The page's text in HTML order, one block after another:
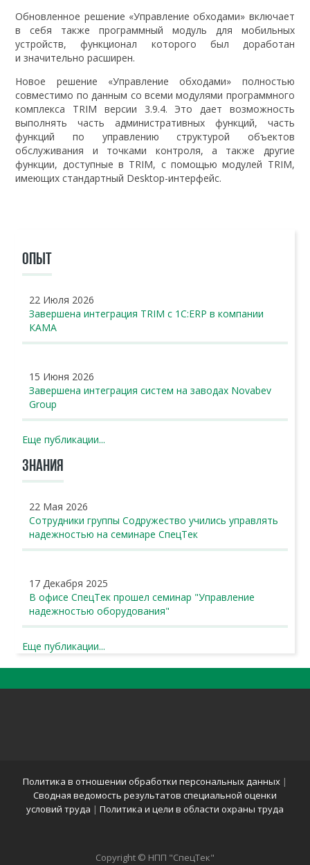
Обновленное решение «Управление обходами» включает
в себя также программный модуль для мобильных
устройств, функционал которого был доработан
и значительно расширен.
Новое решение «Управление обходами» полностью
совместимо по данным со всеми модулями программного
комплекса TRIM версии 3.9.4. Это дает возможность
выполнять часть административных функций, часть
функций по управлению структурой объектов
обслуживания и точками контроля, а также другие
функции, доступные в TRIM, с помощью модулей TRIM,
имеющих стандартный Desktop-интерфейс.
ОПЫТ
22 Июля 2026
Завершена интеграция TRIM с 1С:ERP в компании
КАМА
15 Июня 2026
Завершена интеграция систем на заводах Novabev
Group
Еще публикации...
ЗНАНИЯ
22 Мая 2026
Сотрудники группы Содружество учились управлять
надежностью на семинаре СпецТек
17 Декабря 2025
В офисе СпецТек прошел семинар "Управление
надежностью оборудования"
Еще публикации...
Политика в отношении обработки персональных данных |
Сводная ведомость результатов специальной оценки
условий труда | Политика и цели в области охраны труда
Copyright © НПП "СпецТек"